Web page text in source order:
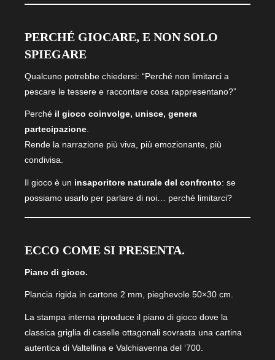
PERCHÉ GIOCARE, E NON SOLO
SPIEGARE
Qualcuno potrebbe chiedersi: “Perché non limitarci a
pescare le tessere e raccontare cosa rappresentano?”
Perché il gioco coinvolge, unisce, genera
partecipazione
Rende la narrazione più viva, più emozionante, più
condivisa.
Il gioco è un insaporitore naturale del confronto: se
possiamo usarlo per parlare di noi… perché limitarci?
ECCO COME SI PRESENTA.
Piano di gioco.
Plancia rigida in cartone 2 mm, pieghevole 50×30 cm.
La stampa interna riproduce il piano di gioco dove la
classica griglia di caselle ottagonali sovrasta una cartina
autentica di Valtellina e Valchiavenna del ‘700.